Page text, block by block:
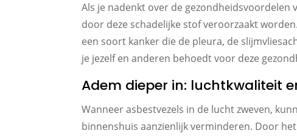
Als je nadenkt over de gezondheidsvoordelen
door deze schadelijke stof veroorzaakt
een soort kanker die de pleura, de
je jezelf en anderen behoedt voor deze
Adem dieper in: luchtkwaliteit
Wanneer asbestvezels in de lucht zweven,
binnenshuis aanzienlijk verminderen. Door